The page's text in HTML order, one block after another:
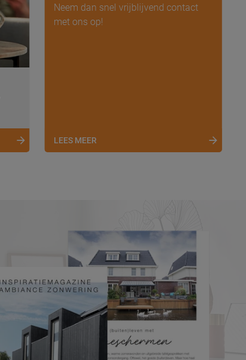
Neem dan snel vrijblijvend contact
met ons op!
LEES MEER